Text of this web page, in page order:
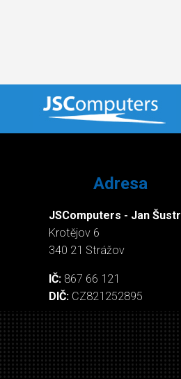
Adresa
JSComputers - Jan Šustr
Krotějov 6
340 21 Strážov
IČ: 867 66 121
DIČ: CZ821252895